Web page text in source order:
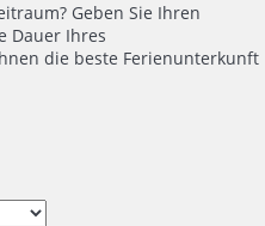
Geben Sie Ihren
Dauer Ihres
die beste Ferienunterkunft